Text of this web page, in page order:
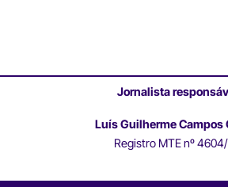
Jornalista
Luís Guilherme Campos
Registro MTE nº